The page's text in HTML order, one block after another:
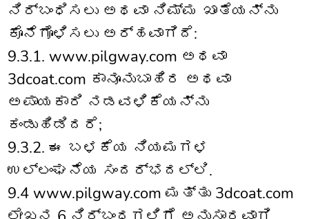
ನಿರ್ಬಂಧಿಸಲು ಅಥವಾ ನಿಮ್ಮ ಖಾತೆಯನ್ನು
ಕೊನೆಗೊಳಿಸಲು ಅರ್ಹವಾಗಿದೆ:
9.3.1. www.pilgway.com ಅಥವಾ
3dcoat.com ಕಾನೂನುಬಾಹಿರ ಅಥವಾ
ಅಪಾಯಕಾರಿ ನಡವಳಿಕೆಯನ್ನು
ಕಂಡುಹಿಡಿದರೆ;
9.3.2. ಈ ಬಳಕೆಯ ನಿಯಮಗಳ
ಉಲ್ಲಂಘನೆಯ ಸಂದರ್ಭದಲ್ಲಿ.
9.4 www.pilgway.com ಮತ್ತು 3dcoat.com